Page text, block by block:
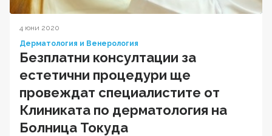
4 юни 2020
Дерматология и Венерология
Безплатни консултации за
естетични процедури ще
провеждат специалистите от
Клиниката по дерматология на
Болница Токуда